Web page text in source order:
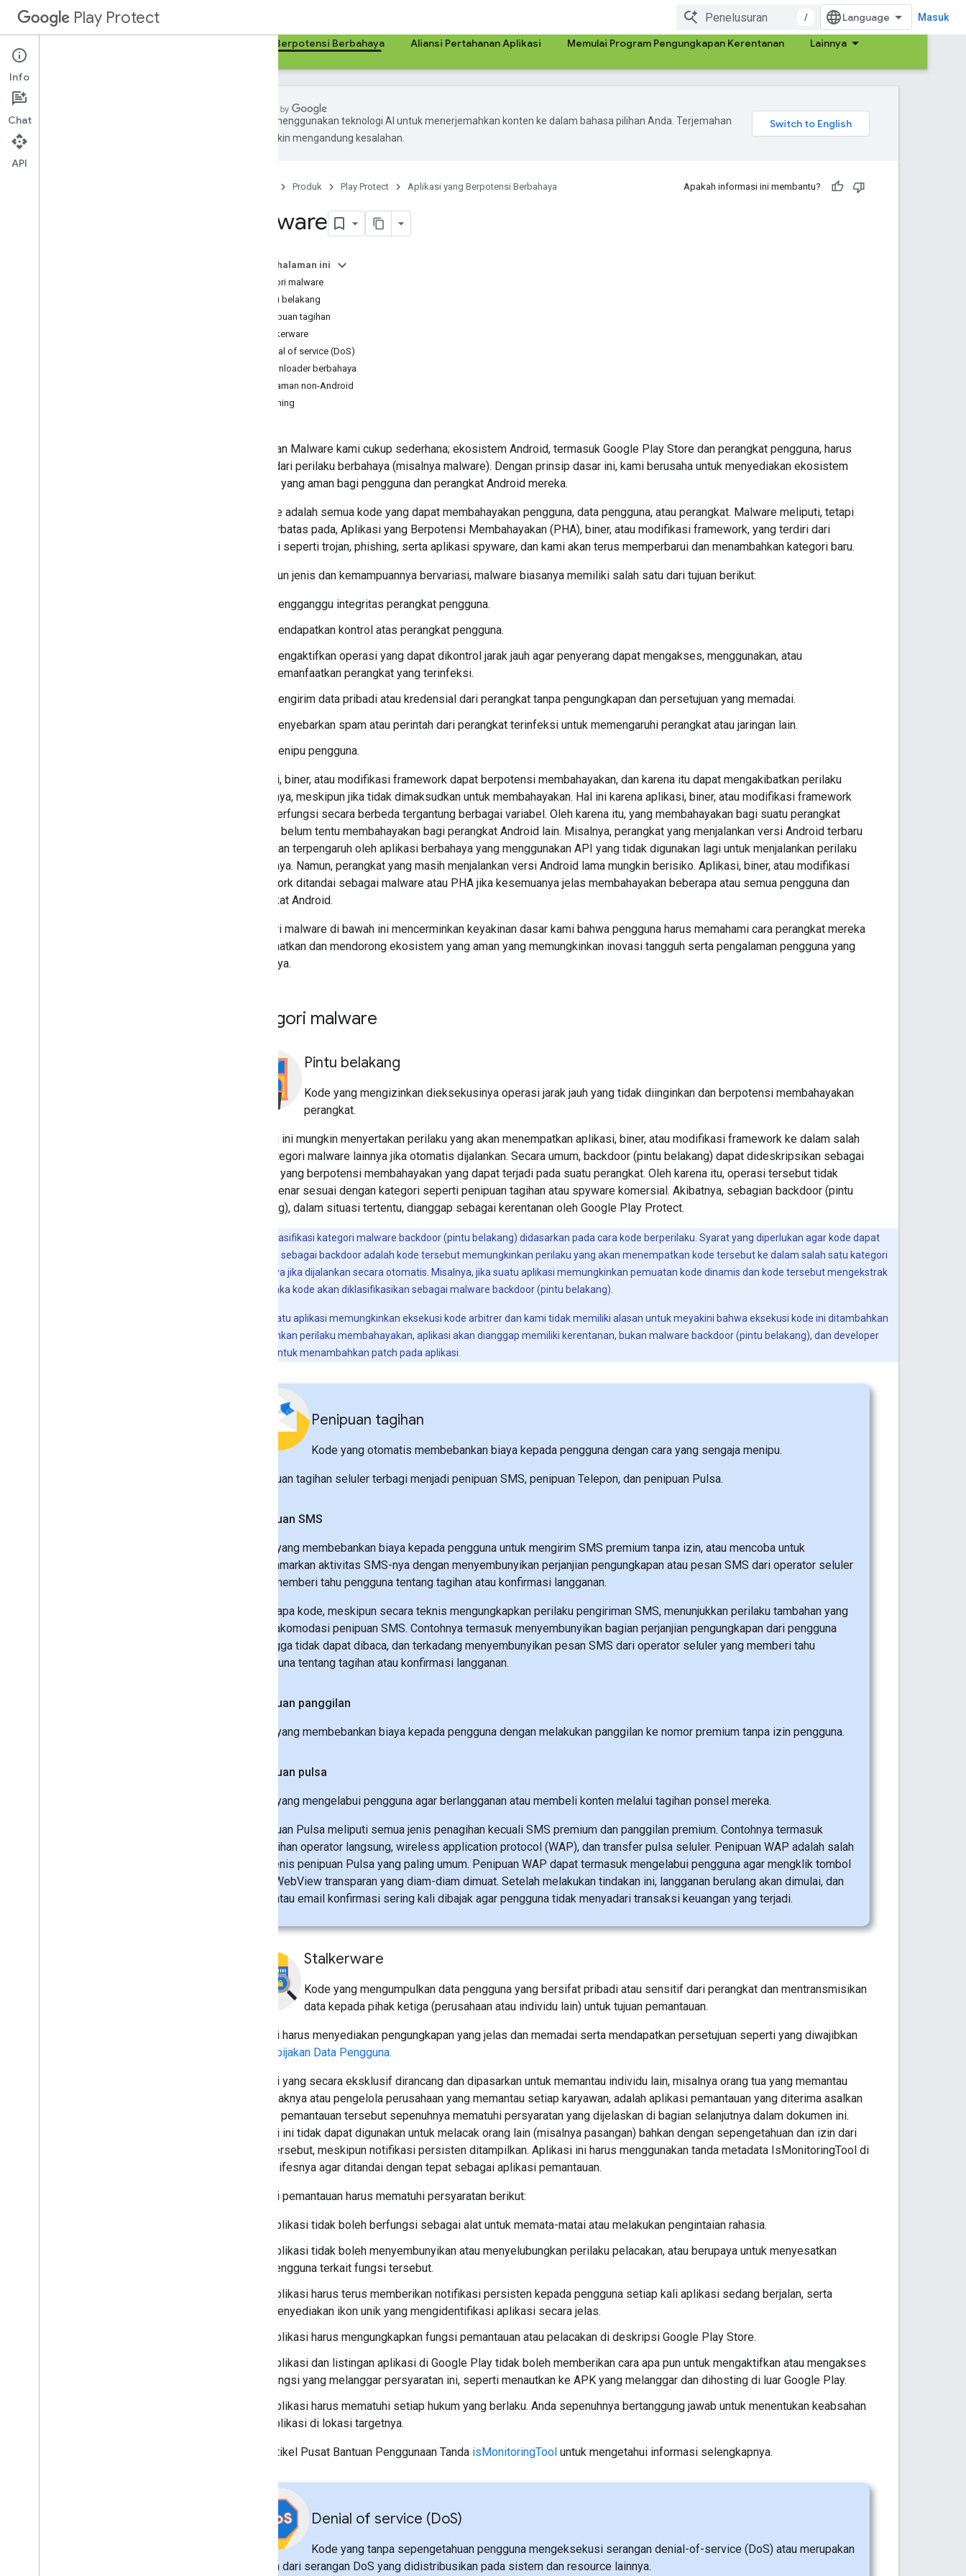
Play Protect / Masuk
Aplikasi yang Berpotensi Berbahaya Aliansi Pertahanan Aplikasi Memulai Program Pengungkapan Kerentanan Lainnya
Aplikasi yang Berpotensi Berbahaya
Malware
Google menggunakan teknologi AI untuk menerjemahkan konten ke dalam bahasa pilihan Anda. Terjemahan
AI mungkin mengandung kesalahan.
Produk Play Protect Aplikasi yang Berpotensi Berbahaya Apakah informasi ini membantu?
Malware
Pada halaman ini
Kategori malware
Pintu belakang
Penipuan tagihan
Stalkerware
Denial of service (DoS)
Downloader berbahaya
Ancaman non-Android
Phishing
Kebijakan Malware kami cukup sederhana; ekosistem Android, termasuk Google Play Store dan perangkat pengguna, harus
bebas dari perilaku berbahaya (misalnya malware). Dengan prinsip dasar ini, kami berusaha untuk menyediakan ekosistem
Android yang aman bagi pengguna dan perangkat Android mereka.
Malware adalah semua kode yang dapat membahayakan pengguna, data pengguna, atau perangkat. Malware meliputi, tetapi
tidak terbatas pada, Aplikasi yang Berpotensi Membahayakan (PHA), biner, atau modifikasi framework, yang terdiri dari
kategori seperti trojan, phishing, serta aplikasi spyware, dan kami akan terus memperbarui dan menambahkan kategori baru.
Meskipun jenis dan kemampuannya bervariasi, malware biasanya memiliki salah satu dari tujuan berikut:
Mengganggu integritas perangkat pengguna.
Mendapatkan kontrol atas perangkat pengguna.
Mengaktifkan operasi yang dapat dikontrol jarak jauh agar penyerang dapat mengakses, menggunakan, atau
memanfaatkan perangkat yang terinfeksi.
Mengirim data pribadi atau kredensial dari perangkat tanpa pengungkapan dan persetujuan yang memadai.
Menyebarkan spam atau perintah dari perangkat terinfeksi untuk memengaruhi perangkat atau jaringan lain.
Menipu pengguna.
Aplikasi, biner, atau modifikasi framework dapat berpotensi membahayakan, dan karena itu dapat mengakibatkan perilaku
berbahaya, meskipun jika tidak dimaksudkan untuk membahayakan. Hal ini karena aplikasi, biner, atau modifikasi framework
dapat berfungsi secara berbeda tergantung berbagai variabel. Oleh karena itu, yang membahayakan bagi suatu perangkat
Android belum tentu membahayakan bagi perangkat Android lain. Misalnya, perangkat yang menjalankan versi Android terbaru
tidak akan terpengaruh oleh aplikasi berbahaya yang menggunakan API yang tidak digunakan lagi untuk menjalankan perilaku
berbahaya. Namun, perangkat yang masih menjalankan versi Android lama mungkin berisiko. Aplikasi, biner, atau modifikasi
framework ditandai sebagai malware atau PHA jika kesemuanya jelas membahayakan beberapa atau semua pengguna dan
perangkat Android.
Kategori malware di bawah ini mencerminkan keyakinan dasar kami bahwa pengguna harus memahami cara perangkat mereka
dimanfaatkan dan mendorong ekosistem yang aman yang memungkinkan inovasi tangguh serta pengalaman pengguna yang
tepercaya.
Kategori malware
Pintu belakang
Kode yang mengizinkan dieksekusinya operasi jarak jauh yang tidak diinginkan dan berpotensi membahayakan
perangkat.
Operasi ini mungkin menyertakan perilaku yang akan menempatkan aplikasi, biner, atau modifikasi framework ke dalam salah
satu kategori malware lainnya jika otomatis dijalankan. Secara umum, backdoor (pintu belakang) dapat dideskripsikan sebagai
operasi yang berpotensi membahayakan yang dapat terjadi pada suatu perangkat. Oleh karena itu, operasi tersebut tidak
benar-benar sesuai dengan kategori seperti penipuan tagihan atau spyware komersial. Akibatnya, sebagian backdoor (pintu
belakang), dalam situasi tertentu, dianggap sebagai kerentanan oleh Google Play Protect.
Klasifikasi kategori malware backdoor (pintu belakang) didasarkan pada cara kode berperilaku. Syarat yang diperlukan agar kode dapat
diklasifikasikan sebagai backdoor adalah kode tersebut memungkinkan perilaku yang akan menempatkan kode tersebut ke dalam salah satu kategori
malware lainnya jika dijalankan secara otomatis. Misalnya, jika suatu aplikasi memungkinkan pemuatan kode dinamis dan kode tersebut mengekstrak
pesan teks, maka kode akan diklasifikasikan sebagai malware backdoor (pintu belakang).
Namun, jika suatu aplikasi memungkinkan eksekusi kode arbitrer dan kami tidak memiliki alasan untuk meyakini bahwa eksekusi kode ini ditambahkan
untuk menjalankan perilaku membahayakan, aplikasi akan dianggap memiliki kerentanan, bukan malware backdoor (pintu belakang), dan developer
akan diminta untuk menambahkan patch pada aplikasi.
Penipuan tagihan
Kode yang otomatis membebankan biaya kepada pengguna dengan cara yang sengaja menipu.
Penipuan tagihan seluler terbagi menjadi penipuan SMS, penipuan Telepon, dan penipuan Pulsa.
Penipuan SMS
Kode yang membebankan biaya kepada pengguna untuk mengirim SMS premium tanpa izin, atau mencoba untuk
menyamarkan aktivitas SMS-nya dengan menyembunyikan perjanjian pengungkapan atau pesan SMS dari operator seluler
yang memberi tahu pengguna tentang tagihan atau konfirmasi langganan.
Beberapa kode, meskipun secara teknis mengungkapkan perilaku pengiriman SMS, menunjukkan perilaku tambahan yang
mengakomodasi penipuan SMS. Contohnya termasuk menyembunyikan bagian perjanjian pengungkapan dari pengguna
sehingga tidak dapat dibaca, dan terkadang menyembunyikan pesan SMS dari operator seluler yang memberi tahu
pengguna tentang tagihan atau konfirmasi langganan.
Penipuan panggilan
Kode yang membebankan biaya kepada pengguna dengan melakukan panggilan ke nomor premium tanpa izin pengguna.
Penipuan pulsa
Kode yang mengelabui pengguna agar berlangganan atau membeli konten melalui tagihan ponsel mereka.
Penipuan Pulsa meliputi semua jenis penagihan kecuali SMS premium dan panggilan premium. Contohnya termasuk
penagihan operator langsung, wireless application protocol (WAP), dan transfer pulsa seluler. Penipuan WAP adalah salah
satu jenis penipuan Pulsa yang paling umum. Penipuan WAP dapat termasuk mengelabui pengguna agar mengklik tombol
pada WebView transparan yang diam-diam dimuat. Setelah melakukan tindakan ini, langganan berulang akan dimulai, dan
SMS atau email konfirmasi sering kali dibajak agar pengguna tidak menyadari transaksi keuangan yang terjadi.
Stalkerware
Kode yang mengumpulkan data pengguna yang bersifat pribadi atau sensitif dari perangkat dan mentransmisikan
data kepada pihak ketiga (perusahaan atau individu lain) untuk tujuan pemantauan.
Aplikasi harus menyediakan pengungkapan yang jelas dan memadai serta mendapatkan persetujuan seperti yang diwajibkan
kebijakan Data Pengguna.
Aplikasi yang secara eksklusif dirancang dan dipasarkan untuk memantau individu lain, misalnya orang tua yang memantau
anak-anaknya atau pengelola perusahaan yang memantau setiap karyawan, adalah aplikasi pemantauan yang diterima asalkan
aplikasi pemantauan tersebut sepenuhnya mematuhi persyaratan yang dijelaskan di bagian selanjutnya dalam dokumen ini.
Aplikasi ini tidak dapat digunakan untuk melacak orang lain (misalnya pasangan) bahkan dengan sepengetahuan dan izin dari
orang tersebut, meskipun notifikasi persisten ditampilkan. Aplikasi ini harus menggunakan tanda metadata IsMonitoringTool di
file manifesnya agar ditandai dengan tepat sebagai aplikasi pemantauan.
Aplikasi pemantauan harus mematuhi persyaratan berikut:
Aplikasi tidak boleh berfungsi sebagai alat untuk memata-matai atau melakukan pengintaian rahasia.
Aplikasi tidak boleh menyembunyikan atau menyelubungkan perilaku pelacakan, atau berupaya untuk menyesatkan
pengguna terkait fungsi tersebut.
Aplikasi harus terus memberikan notifikasi persisten kepada pengguna setiap kali aplikasi sedang berjalan, serta
menyediakan ikon unik yang mengidentifikasi aplikasi secara jelas.
Aplikasi harus mengungkapkan fungsi pemantauan atau pelacakan di deskripsi Google Play Store.
Aplikasi dan listingan aplikasi di Google Play tidak boleh memberikan cara apa pun untuk mengaktifkan atau mengakses
fungsi yang melanggar persyaratan ini, seperti menautkan ke APK yang melanggar dan dihosting di luar Google Play.
Aplikasi harus mematuhi setiap hukum yang berlaku. Anda sepenuhnya bertanggung jawab untuk menentukan keabsahan
aplikasi di lokasi targetnya.
Lihat artikel Pusat Bantuan Penggunaan Tanda isMonitoringTool untuk mengetahui informasi selengkapnya.
Denial of service (DoS)
Kode yang tanpa sepengetahuan pengguna mengeksekusi serangan denial-of-service (DoS) atau merupakan
bagian dari serangan DoS yang didistribusikan pada sistem dan resource lainnya.
Info
Chat
API